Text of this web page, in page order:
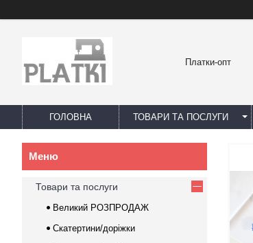
Платки-опт
ГОЛОВНА ТОВАРИ ТА ПОСЛУГИ
Товари та послуги
Великий РОЗПРОДАЖ
Скатертини/доріжки